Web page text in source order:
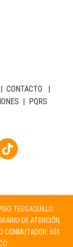
CONTACTO |
| PQRS
TEUSAQUILLO:
DE ATENCIÓN:
CONMUTADOR: 601